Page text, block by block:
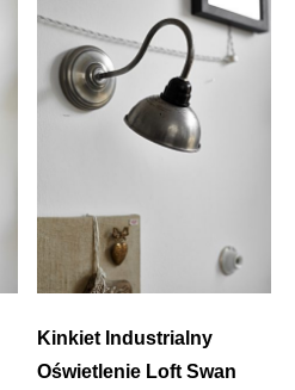
Kinkiet Industrialny
Oświetlenie Loft Swan